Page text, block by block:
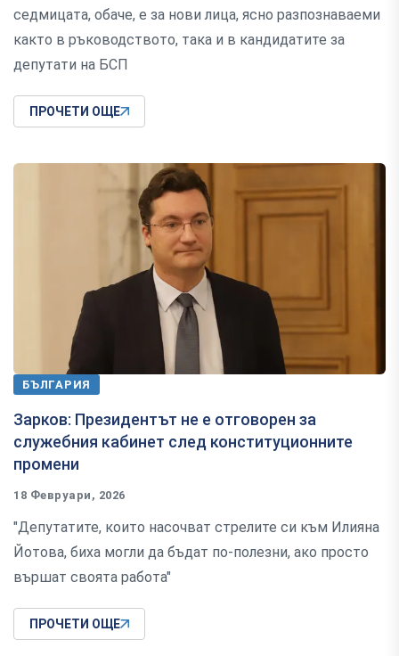
седмицата, обаче, е за нови лица, ясно разпознаваеми
както в ръководството, така и в кандидатите за
депутати на БСП
ПРОЧЕТИ ОЩЕ
БЪЛГАРИЯ
Зарков: Президентът не е отговорен за
служебния кабинет след конституционните
промени
18 Февруари, 2026
"Депутатите, които насочват стрелите си към Илияна
Йотова, биха могли да бъдат по-полезни, ако просто
вършат своята работа"
ПРОЧЕТИ ОЩЕ